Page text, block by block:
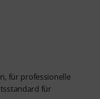
für professionelle
für